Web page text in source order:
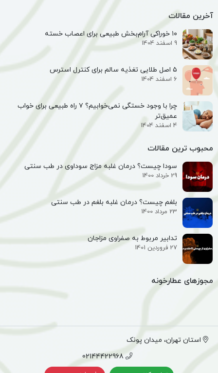
آخرین مقالات
۱۰ خوراکی آرام‌بخش طبیعی برای اعصاب خسته
9 اسفند 1404
۵ اصل طلایی تغذیه سالم برای کنترل استرس
6 اسفند 1404
چرا با وجود خستگی نمی‌خوابیم؟ ۷ راه طبیعی برای خواب
عمیق‌تر
4 اسفند 1404
محبوب ترین مقالات
سودا چیست؟ درمان غلبه مزاج سوداوی در طب سنتی
29 خرداد 1400
بلغم چیست؟ درمان غلبه بلغم در طب سنتی
23 مرداد 1400
تدابیر مربوط به صفراوی مزاجان
27 فروردین 1401
مجوزهای عطارخونه
استان تهران، میدان پونک
02144422968